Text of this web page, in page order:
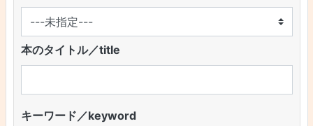
本のタイトル／title
キーワード／keyword